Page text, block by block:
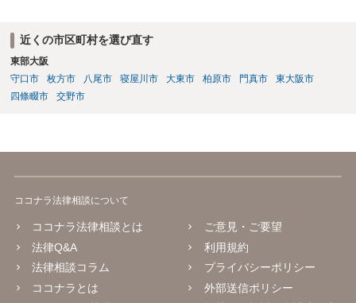
近くの市区町村を選び直す
東部大阪
守口市
枚方市 八尾市 寝屋川市 大東市 柏原市 門真市
東大阪市
四條畷市
交野市
ココナラ法律相談について
ココナラ法律相談とは
法律Q&A
法律相談コラム
ココナラとは
ご意見・ご要望
利用規約
プライバシーポリシー
外部送信ポリシー